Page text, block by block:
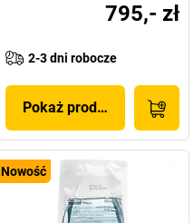
795,- zł
2-3 dni robocze
Pokaż produkt
Nowość